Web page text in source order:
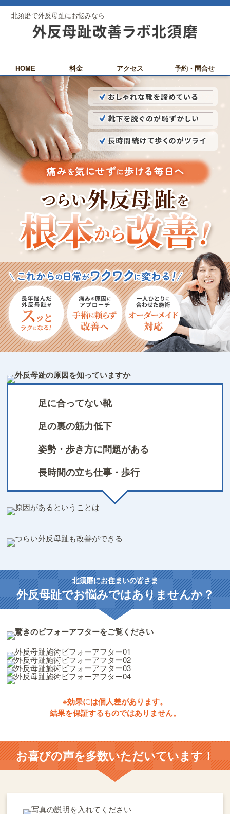
北須磨で外反母趾にお悩みなら
HOME 料金 アクセス 予約・問合せ
足に合ってない靴
足の裏の筋力低下
姿勢・歩き方に問題がある
長時間の立ち仕事・歩行
北須磨にお住まいの皆さま
外反母趾でお悩みではありませんか？
※効果には個人差があります。
結果を保証するものではありません。
お喜びの声を多数いただいています！